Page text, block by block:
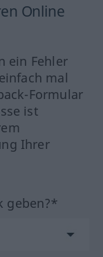
Online
ein Fehler
mal
Formular
ist
Ihrer
geben?*